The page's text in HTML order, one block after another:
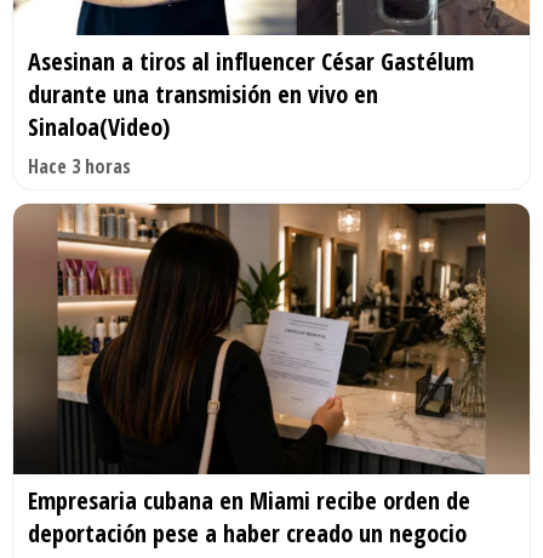
Asesinan a tiros al influencer César Gastélum
durante una transmisión en vivo en
Sinaloa(Video)
Hace 3 horas
Empresaria cubana en Miami recibe orden de
deportación pese a haber creado un negocio